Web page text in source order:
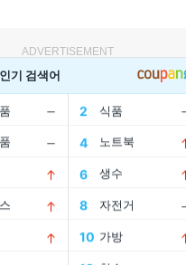
ADVERTISEMENT